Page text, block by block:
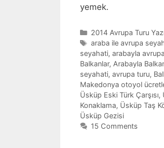
yemek.
Categories
2014 Avrupa Turu
Tags
araba ile avrupa
seyahati, arabayla
Balkanlar, Arabayla
seyahati, avrupa turu,
Makedonya otoyol
Üsküp Eski Türk Çarşısı,
Konaklama, Üsküp Taş
Üsküp Gezisi
15 Comments